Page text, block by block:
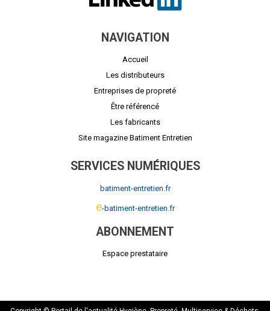
NAVIGATION
Accueil
Les distributeurs
Entreprises de propreté
Être référencé
Les fabricants
Site magazine Batiment Entretien
SERVICES NUMÉRIQUES
batiment-entretien.fr
e-batiment-entretien.fr
ABONNEMENT
Espace prestataire